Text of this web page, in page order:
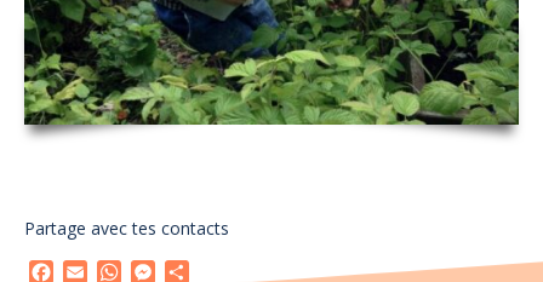
Partage avec tes contacts
Facebook
EmailWhatsAppMessenger